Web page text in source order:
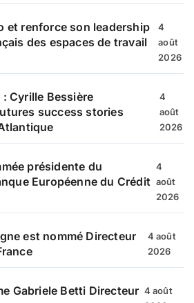
et renforce son leadership
des espaces de travail
4
août
2026
Cyrille Bessière
success stories
4
août
2026
présidente du
Européenne du Crédit
4
août
2026
est nommé Directeur
4 août
2026
Gabriele Betti Directeur 4 août